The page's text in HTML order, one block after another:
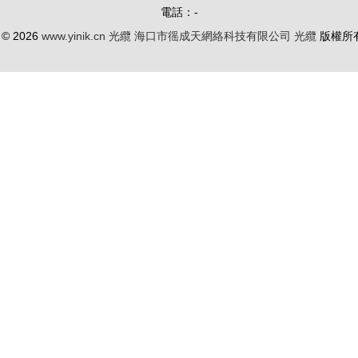
電話：-
© 2026 www.yinik.cn 光纜 海口市徭成天網絡科技有限公司 光纜 版權所